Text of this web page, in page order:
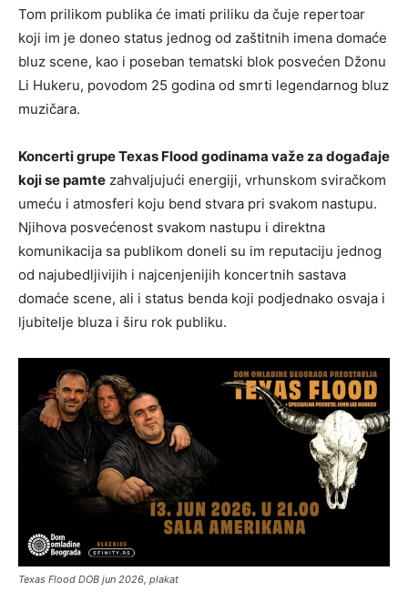
Tom prilikom publika će imati priliku da čuje repertoar
koji im je doneo status jednog od zaštitnih imena domaće
bluz scene, kao i poseban tematski blok posvećen Džonu
Li Hukeru, povodom 25 godina od smrti legendarnog bluz
muzičara.
Koncerti grupe Texas Flood godinama važe za događaje
koji se pamte zahvaljujući energiji, vrhunskom sviračkom
umeću i atmosferi koju bend stvara pri svakom nastupu.
Njihova posvećenost svakom nastupu i direktna
komunikacija sa publikom doneli su im reputaciju jednog
od najubedljivijih i najcenjenijih koncertnih sastava
domaće scene, ali i status benda koji podjednako osvaja i
ljubitelje bluza i širu rok publiku.
Texas Flood DOB jun 2026, plakat